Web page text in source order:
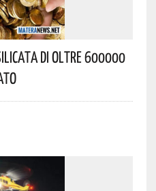
Di Oltre 600000